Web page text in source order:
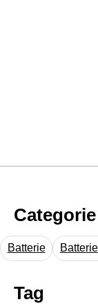
Categorie
Batterie
Tag